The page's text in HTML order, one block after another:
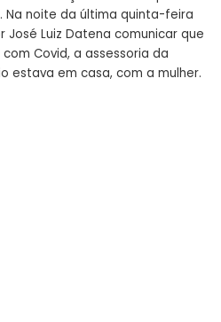
Na noite da última quinta-feira
José Luiz Datena comunicar que
Covid, a assessoria da
estava em casa, com a mulher.